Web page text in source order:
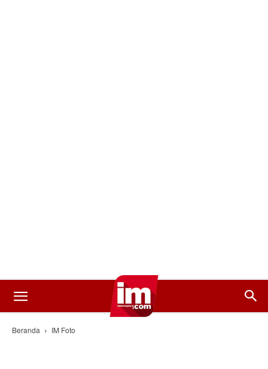
Beranda IM Foto